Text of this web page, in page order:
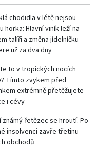
chodidla v létě nejsou
horka: Hlavní viník leží na
talíři a změna jídelníčku
už za dva dny
to v tropických nocích
Tímto zvykem před
extrémně přetěžujete
i cévy
známý řetězec se hroutí. Po
insolvenci zavře třetinu
obchodů